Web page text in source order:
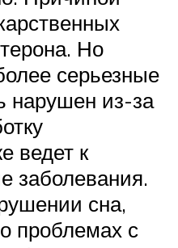
Но
серьезные
нарушен из-за
ведет к
заболевания.
сна,
проблемах с